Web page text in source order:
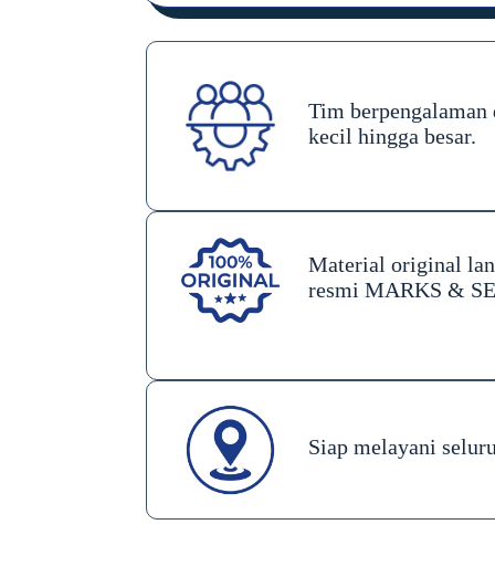
Tim
kecil hingga besar.
Material original
resmi MARKS &
Siap melayani